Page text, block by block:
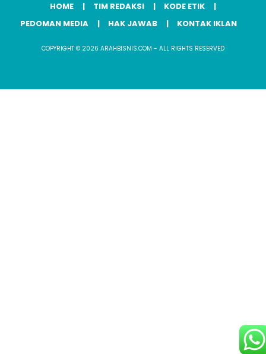
HOME TIM REDAKSI
KODE ETIK
PEDOMAN MEDIA
HAK JAWAB KONTAK IKLAN
COPYRIGHT © 2026 ARAHBISNIS.COM - ALL RIGHTS RESERVED